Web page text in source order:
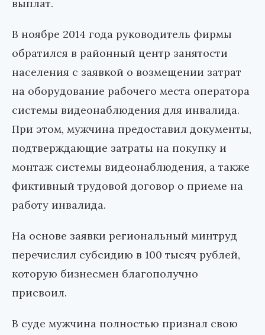
выплат.
В ноябре 2014 года руководитель фирмы
обратился в районный центр занятости
населения с заявкой о возмещении затрат
на оборудование рабочего места оператора
системы видеонаблюдения для инвалида.
При этом, мужчина предоставил документы,
подтверждающие затраты на покупку и
монтаж системы видеонаблюдения, а также
фиктивный трудовой договор о приеме на
работу инвалида.
На основе заявки региональный минтруд
перечислил субсидию в 100 тысяч рублей,
которую бизнесмен благополучно
присвоил.
В суде мужчина полностью признал свою